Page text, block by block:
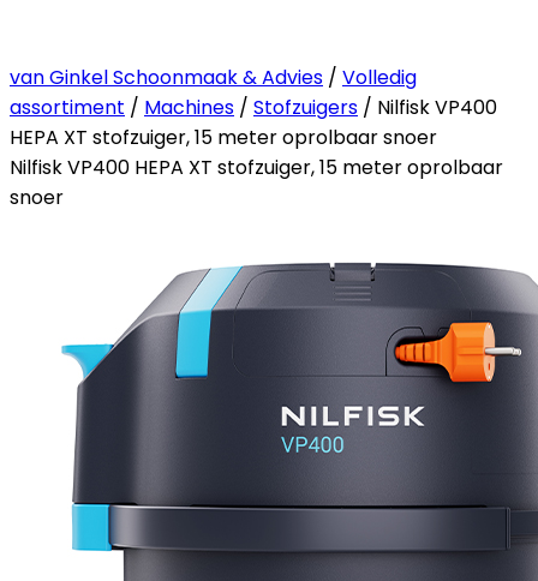
van Ginkel Schoonmaak & Advies / Volledig
assortiment / Machines / Stofzuigers / Nilfisk VP400
HEPA XT stofzuiger, 15 meter oprolbaar snoer
Nilfisk VP400 HEPA XT stofzuiger, 15 meter oprolbaar
snoer